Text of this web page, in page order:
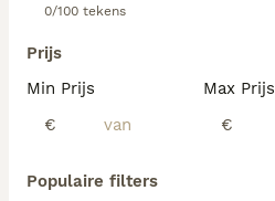
0/100 tekens
Prijs
Min Prijs
€
Max Prijs
€
Populaire filters